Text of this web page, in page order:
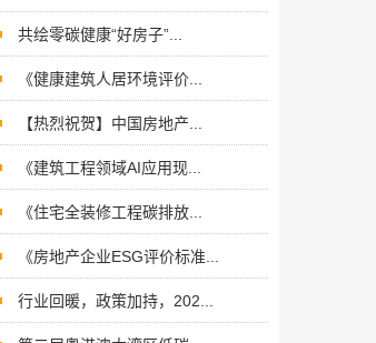
共绘零碳健康“好房子”...
《健康建筑人居环境评价...
【热烈祝贺】中国房地产...
《建筑工程领域AI应用现...
《住宅全装修工程碳排放...
《房地产企业ESG评价标准...
行业回暖，政策加持，202...